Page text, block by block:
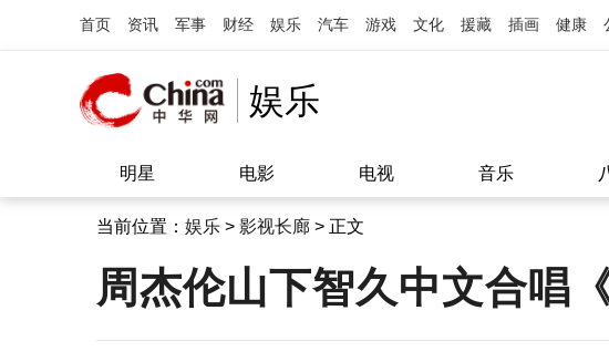
首页 资讯 军事 财经 娱乐 汽车 游戏 文化 援藏 插画 健康
娱乐
明星 电影 电视 音乐
当前位置： 娱乐 > 影视长廊 > 正文
周杰伦山下智久中文合唱